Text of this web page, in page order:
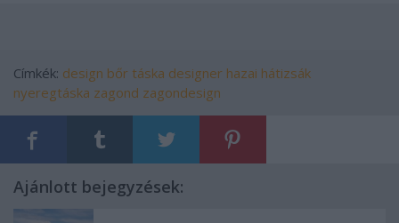
Címkék: design bőr táska designer hazai hátizsák
nyeregtáska zagond zagondesign
Ajánlott bejegyzések: